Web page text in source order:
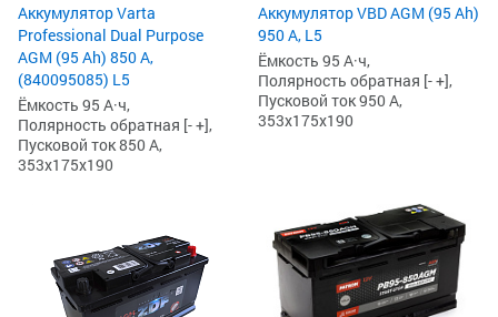
Аккумулятор Varta
Professional Dual Purpose
AGM (95 Ah) 850 А,
(840095085) L5
Ёмкость 95 А·ч,
Полярность обратная [- +],
Пусковой ток 850 А,
353x175x190
Аккумулятор VBD AGM (95 Ah)
950 А, L5
Ёмкость 95 А·ч,
Полярность обратная [- +],
Пусковой ток 950 А,
353x175x190